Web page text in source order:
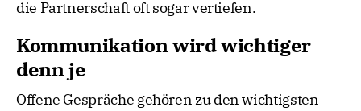
die Partnerschaft oft sogar vertiefen.
Kommunikation wird wichtiger
denn je
Offene Gespräche gehören zu den wichtigsten